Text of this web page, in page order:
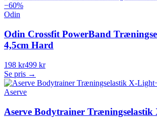
−60%
Odin
Odin Crossfit PowerBand
4,5cm Hard
198 kr499 kr
Se pris →
Aserve
Aserve Bodytrainer